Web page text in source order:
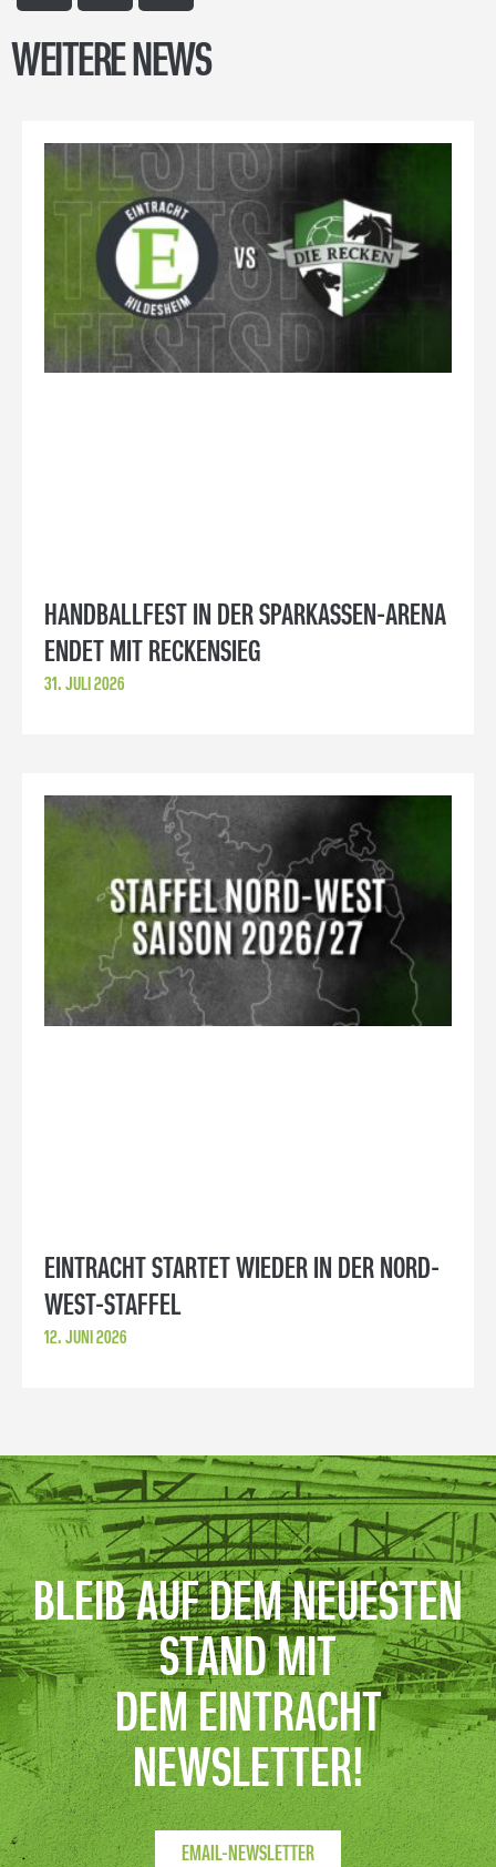
WEITERE NEWS
HANDBALLFEST IN DER SPARKASSEN-ARENA
ENDET MIT RECKENSIEG
31. JULI 2026
EINTRACHT STARTET WIEDER IN DER NORD-
WEST-STAFFEL
12. JUNI 2026
BLEIB AUF DEM NEUESTEN
STAND MIT
DEM EINTRACHT
NEWSLETTER!
EMAIL-NEWSLETTER